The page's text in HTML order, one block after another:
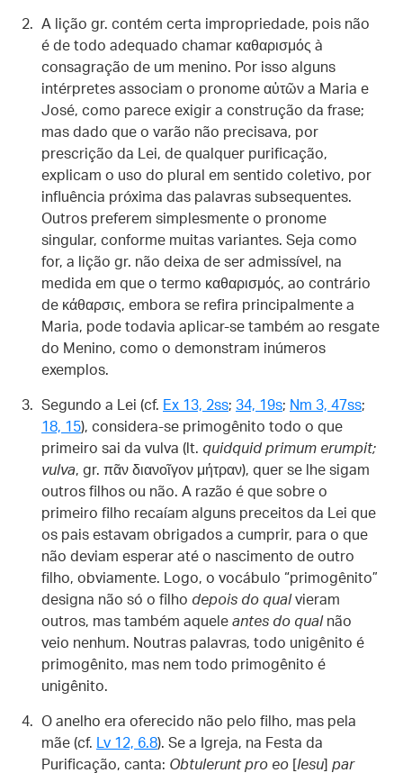
A lição gr. contém certa impropriedade, pois não
é de todo adequado chamar καθαρισμός à
consagração de um menino. Por isso alguns
intérpretes associam o pronome αὐτῶν a Maria e
José, como parece exigir a construção da frase;
mas dado que o varão não precisava, por
prescrição da Lei, de qualquer purificação,
explicam o uso do plural em sentido coletivo, por
influência próxima das palavras subsequentes.
Outros preferem simplesmente o pronome
singular, conforme muitas variantes. Seja como
for, a lição gr. não deixa de ser admissível, na
medida em que o termo καθαρισμός, ao contrário
de κάθαρσις, embora se refira principalmente a
Maria, pode todavia aplicar-se também ao resgate
do Menino, como o demonstram inúmeros
exemplos.
Segundo a Lei (cf. Ex 13, 2ss; 34, 19s; Nm 3, 47ss;
18, 15), considera-se primogênito todo o que
primeiro sai da vulva (lt. quidquid primum erumpit;
vulva, gr. πᾶν διανοῖγον μήτραν), quer se lhe sigam
outros filhos ou não. A razão é que sobre o
primeiro filho recaíam alguns preceitos da Lei que
os pais estavam obrigados a cumprir, para o que
não deviam esperar até o nascimento de outro
filho, obviamente. Logo, o vocábulo “primogênito”
designa não só o filho depois do qual vieram
outros, mas também aquele antes do qual não
veio nenhum. Noutras palavras, todo unigênito é
primogênito, mas nem todo primogênito é
unigênito.
O anelho era oferecido não pelo filho, mas pela
mãe (cf.
Lv 12, 6.8). Se a Igreja, na Festa da
Purificação, canta: Obtulerunt pro eo Iesu par